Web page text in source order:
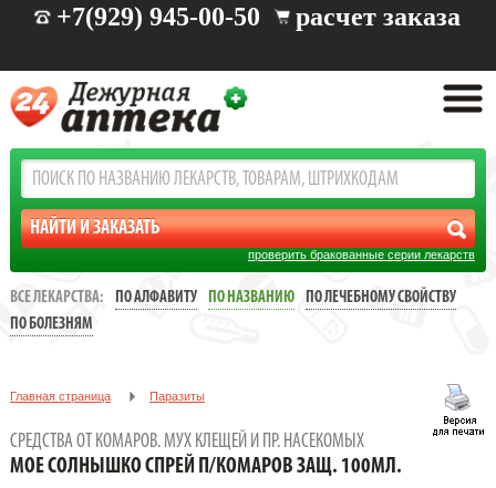
+7(929) 945-00-50 расчет заказа
проверить бракованные серии лекарств
ВСЕ ЛЕКАРСТВА: ПО АЛФАВИТУ ПО НАЗВАНИЮ
ПО ЛЕЧЕБНОМУ СВОЙСТВУ
ПО БОЛЕЗНЯМ
Главная страница Паразиты
МОЕ СОЛНЫШКО СПРЕЙ П/КОМАРОВ ЗАЩ. 100МЛ.
СРЕДСТВА ОТ КОМАРОВ. МУХ КЛЕЩЕЙ И ПР. НАСЕКОМЫХ
МОЕ СОЛНЫШКО СПРЕЙ П/КОМАРОВ ЗАЩ. 100МЛ.